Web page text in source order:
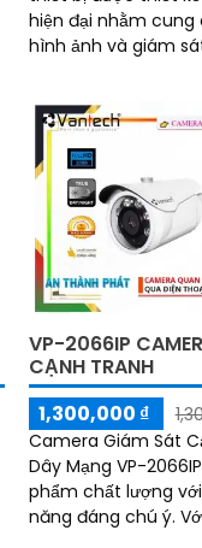
hiện đại nhằm
hình ảnh và giám
VP-2066IP
CẠNH TRANH
1,300,000 ₫
Camera Giám Sát
Dây Mạng VP-
phẩm chất lượng
năng đáng chú ý. Với độ phân giải